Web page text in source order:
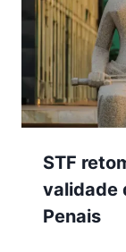
STF
validade
Penais